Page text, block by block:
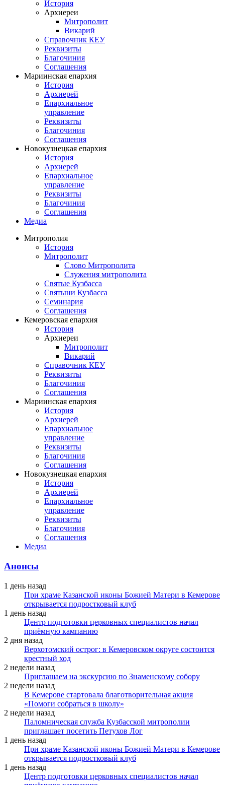
История
Архиереи
Митрополит
Викарий
Справочник КЕУ
Реквизиты
Благочиния
Соглашения
Мариинская епархия
История
Архиерей
Епархиальное
управление
Реквизиты
Благочиния
Соглашения
Новокузнецкая епархия
История
Архиерей
Епархиальное
управление
Реквизиты
Благочиния
Соглашения
Медиа
Митрополия
История
Митрополит
Слово Митрополита
Служения митрополита
Святые Кузбасса
Святыни Кузбасса
Семинария
Соглашения
Кемеровская епархия
История
Архиереи
Митрополит
Викарий
Справочник КЕУ
Реквизиты
Благочиния
Соглашения
Мариинская епархия
История
Архиерей
Епархиальное
управление
Реквизиты
Благочиния
Соглашения
Новокузнецкая епархия
История
Архиерей
Епархиальное
управление
Реквизиты
Благочиния
Соглашения
Медиа
Анонсы
1 день назад
При храме Казанской иконы Божией Матери в Кемерове
открывается подростковый клуб
1 день назад
Центр подготовки церковных специалистов начал
приёмную кампанию
2 дня назад
Верхотомский острог: в Кемеровском округе состоится
крестный ход
2 недели назад
Приглашаем на экскурсию по Знаменскому собору
2 недели назад
В Кемерове стартовала благотворительная акция
«Помоги собраться в школу»
2 недели назад
Паломническая служба Кузбасской митрополии
приглашает посетить Петухов Лог
1 день назад
При храме Казанской иконы Божией Матери в Кемерове
открывается подростковый клуб
1 день назад
Центр подготовки церковных специалистов начал